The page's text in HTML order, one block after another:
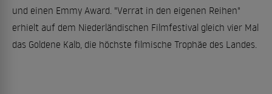
und einen Emmy Award. "Verrat in den eigenen Reihen"
erhielt auf dem Niederländischen Filmfestival gleich vier Mal
das Goldene Kalb, die höchste filmische Trophäe des Landes.